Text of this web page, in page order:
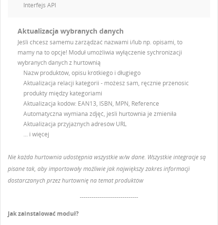
Interfejs API
Aktualizacja wybranych danych
Jeśli chcesz samemu zarządzać nazwami i/lub np. opisami, to
mamy na to opcje! Moduł umożliwia wyłączenie sychronizacji
wybranych danych z hurtownią
Nazw produktów, opisu krótkiego i długiego
Aktualizacja relacji kategorii - możesz sam, ręcznie przenosic
produkty między kategoriami
Aktualizacja kodów: EAN13, ISBN, MPN, Reference
Automatyczna wymiana zdjęć, jeśli hurtownia je zmieniła
Aktualizacja przyjaznych adresów URL
... i więcej
Nie każda hurtownia udostępnia wszystkie w/w dane. Wszystkie integracje są
pisane tak, aby importowały możliwie jak największy zakres informacji
dostarczanych przez hurtownię na temat produktów
------------------------------
Jak zainstalować moduł?